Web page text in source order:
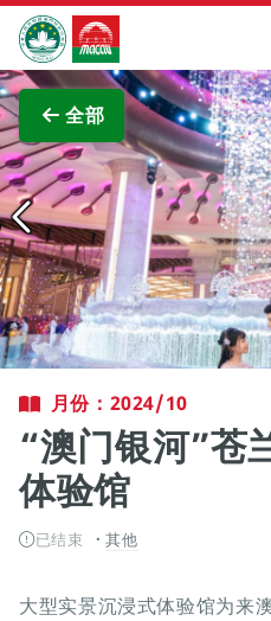
跳至主内容
澳门特别行政区政府旅游局
全部
月份：2024/10
“澳门银河”苍
体验馆
已结束 其他
大型实景沉浸式体验馆为来